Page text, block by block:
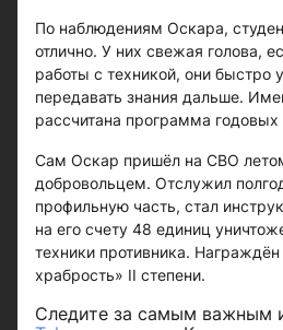
По наблюдениям Оскара,
отлично. У них свежая голова,
работы с техникой, они быстро
передавать знания дальше.
рассчитана программа годовых
Сам Оскар пришёл на СВО
добровольцем. Отслужил
профильную часть, стал
на его счету 48 единиц
техники противника.
храбрость» II степени.
Следите за самым важным